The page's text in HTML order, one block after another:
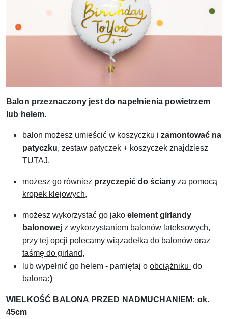
Balon przeznaczony jest do napełnienia powietrzem
lub helem.
balon możesz umieścić w koszyczku i zamontować na
patyczku, zestaw patyczek + koszyczek znajdziesz
TUTAJ,
możesz go również przyczepić do ściany za pomocą
kropek klejowych,
możesz wykorzystać go jako element girlandy
balonowej z wykorzystaniem balonów lateksowych,
przy tej opcji polecamy wiązadełka do balonów oraz
taśmę do girland,
ub wypełnić go helem - pamiętaj o obciążniku do
balona:)
WIELKOŚĆ BALONA PRZED NADMUCHANIEM: ok.
45cm